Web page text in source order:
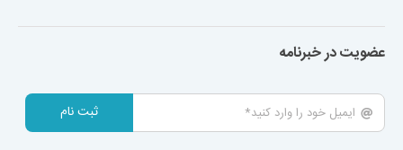
عضویت در خبرنامه
ثبت نام